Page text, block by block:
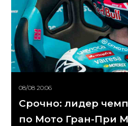
08/08 20:06
Срочно: лидер
по Мото Гран-При